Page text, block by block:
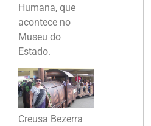
Humana, que
acontece no
Museu do
Estado.
Creusa Bezerra